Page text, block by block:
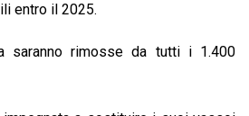
entro il 2025.
saranno rimosse da tutti i 1.400